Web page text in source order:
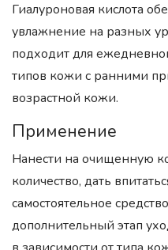
Гиалуроновая кислота
увлажнение на разных
подходит для
типов кожи с ранними
возрастной кожи.
Применение
Hанести на очищенную
количество, дать
самостоятельное
дополнительный этап